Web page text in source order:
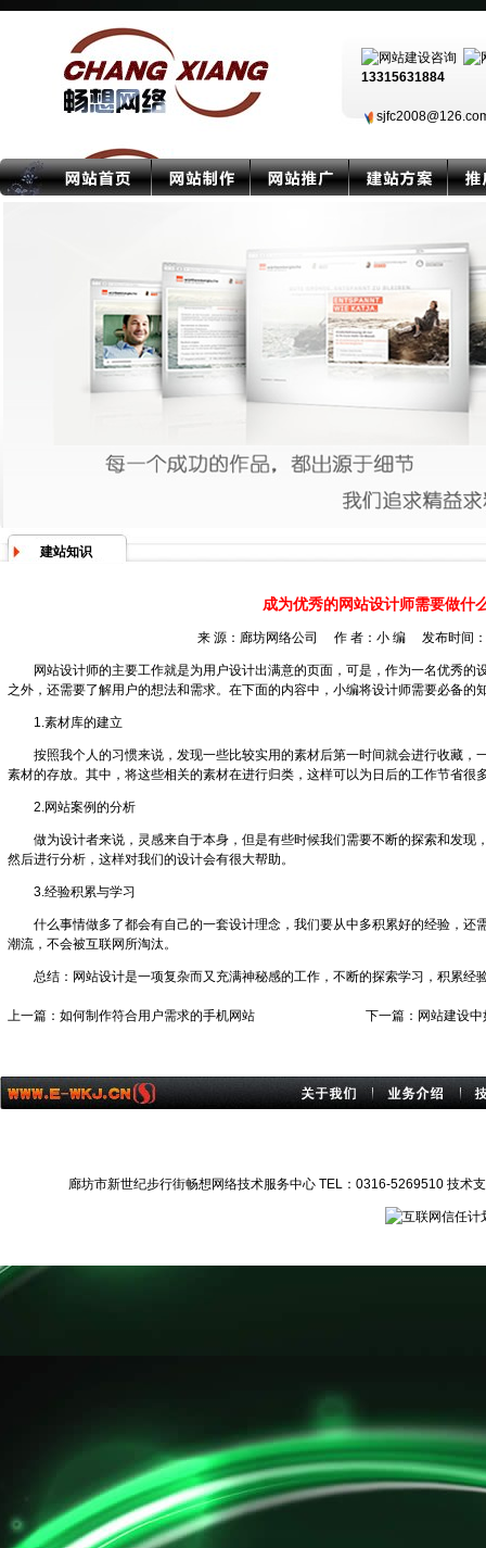
13315631884
建站知识
成为优秀的网站设计师需要做什
来 源： 廊坊网络公司 作 者：小 编 发布时间：
网站设计师的主要工作就是为用户设计出满意的页面，可是，作为一名优秀的
之外，还需要了解用户的想法和需求。在下面的内容中，小编将设计师需要必备的
1.素材库的建立
按照我个人的习惯来说，发现一些比较实用的素材后第一时间就会进行收藏，
素材的存放。其中，将这些相关的素材在进行归类，这样可以为日后的工作节省很
2.网站案例的分析
做为设计者来说，灵感来自于本身，但是有些时候我们需要不断的探索和发现
然后进行分析，这样对我们的设计会有很大帮助。
3.经验积累与学习
什么事情做多了都会有自己的一套设计理念，我们要从中多积累好的经验，还
潮流，不会被互联网所淘汰。
总结：网站设计是一项复杂而又充满神秘感的工作，不断的探索学习，积累经
上一篇： 如何制作符合用户需求的手机网站 下一篇： 网站建设
廊坊市新世纪步行街畅想网络技术服务中心 TEL：0316-5269510 技